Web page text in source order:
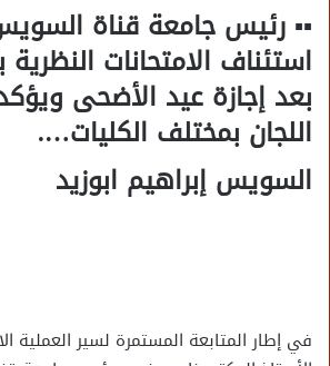
▪︎▪︎ رئيس جامعة قناة
استئناف الامتحانات النظرية
بعد إجازة عيد الأضحى
اللجان بمختلف الكليات….
السويس إبراهيم ابوزيد
في إطار المتابعة المستمرة لسير العملية